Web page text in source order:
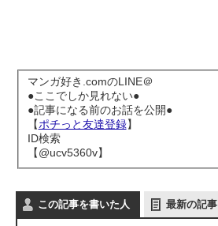
マンガ好き.comのLINE＠
●ここでしか見れない●
●記事になる前のお話を公開●
【ポチっと友達登録】
ID検索
【@ucv5360v】
この記事を書いた人 最新の記事